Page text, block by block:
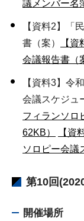
議メンバー名
【資料2】「
書（案）
【
会議報告書（
【資料3】令
会議スケジュ
フィランソロ
62KB）
【資
ソロピー会議
第10回
開催場所